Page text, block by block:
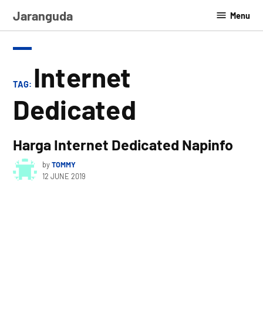
Jaranguda Menu
TAG: Internet
Dedicated
Harga Internet Dedicated Napinfo
byTOMMY
12 JUNE 2019